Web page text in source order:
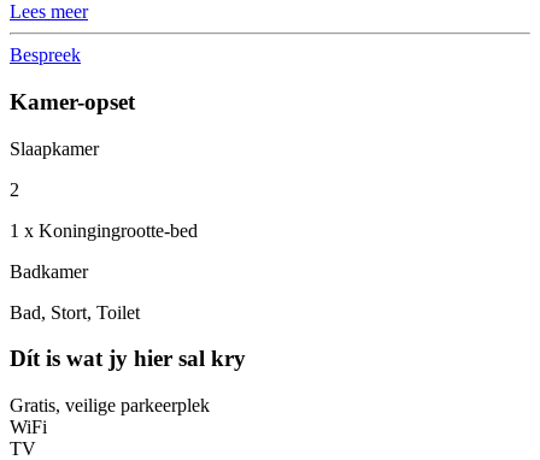
Lees meer
Bespreek
Kamer-opset
Slaapkamer
2
1 x Koningingrootte-bed
Badkamer
Bad, Stort, Toilet
Dít is wat jy hier sal kry
Gratis, veilige parkeerplek
WiFi
TV